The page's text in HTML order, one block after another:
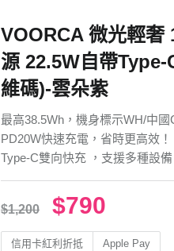
VOORCA 微光輕奢
源 22.5W自帶
維碼)-雲朵紫
最高38.5Wh，機身標示WH/中
PD20W快速充電，省時更高效！
Type-C雙向快充 ，支援多種設備
$1,200 $790
信用卡紅利折抵 Apple Pay